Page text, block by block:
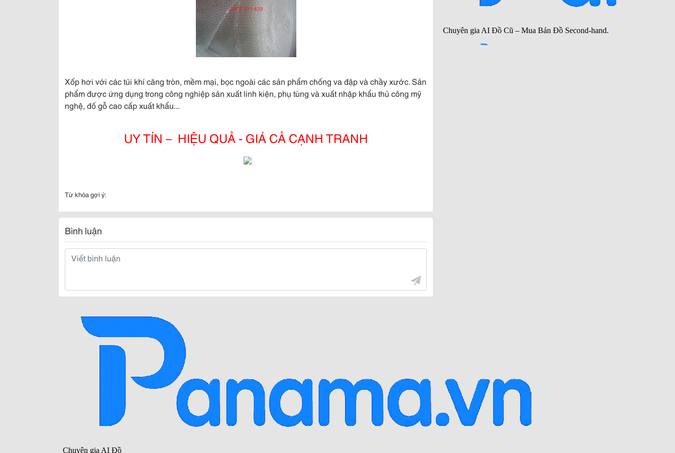
Xốp hơi với các túi khí căng tròn, mềm mại, bọc ngoài các sản phẩm chống va đập và chầy xước. Sản
phẩm được ứng dụng trong công nghiệp sản xuất linh kiện, phụ tùng và xuất nhập khẩu thủ công mỹ
nghệ, đố gỗ cao cấp xuất khẩu...
UY TÍN – HIỆU QUẢ - GIÁ CẢ CẠNH TRANH
Từ khóa gợi ý:
Bình luận